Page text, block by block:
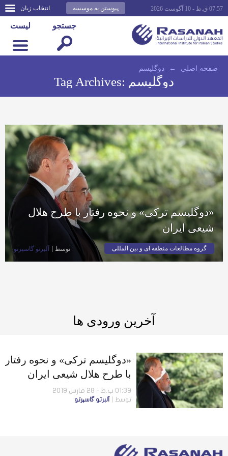
انتخاب زبان پیوستن به موسسه 07:57 ق.ظ - 10 آگوست 2026
لیست جستجو
صفحه اصلى ← دوگلیسم
Tag Archives: دوگلیسم
«دوگلیسم ترکی» و نحوه رفتار با طرح هلال
شیعی ایران
گروه مطالعات منطقه ای و بین المللی توسط آلبرتو گاسپرتو
آخرین ورودی ها
«دوگلیسم ترکی» و نحوه رفتار
با طرح هلال شیعی ایران
01:39 ب.ظ - 28 مارس 2019
توسط آلبرتو گاسپرتو